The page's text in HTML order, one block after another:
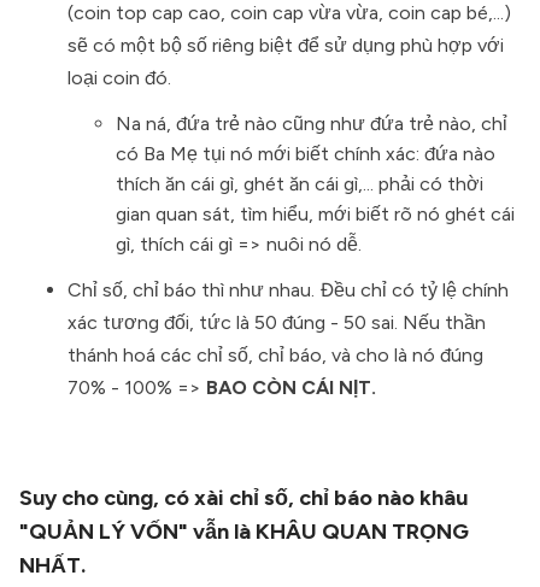
(coin top cap cao, coin cap vừa vừa, coin cap bé,...)
sẽ có một bộ số riêng biệt để sử dụng phù hợp với
loại coin đó.
Na ná, đứa trẻ nào cũng như đứa trẻ nào, chỉ
có Ba Mẹ tụi nó mới biết chính xác: đứa nào
thích ăn cái gì, ghét ăn cái gì,... phải có thời
gian quan sát, tìm hiểu, mới biết rõ nó ghét cái
gì, thích cái gì => nuôi nó dễ.
Chỉ số, chỉ báo thì như nhau. Đều chỉ có tỷ lệ chính
xác tương đối, tức là 50 đúng - 50 sai. Nếu thần
thánh hoá các chỉ số, chỉ báo, và cho là nó đúng
70% - 100% => BAO CÒN CÁI NỊT.
Suy cho cùng, có xài chỉ số, chỉ báo nào khâu
"QUẢN LÝ VỐN" vẫn là KHÂU QUAN TRỌNG
NHẤT.